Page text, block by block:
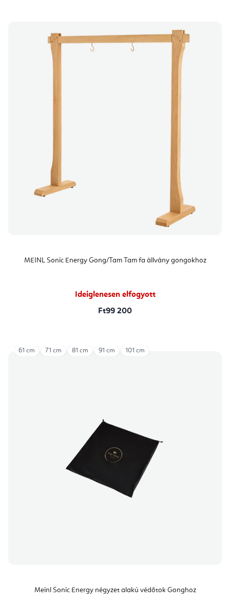
MEINL Sonic Energy Gong/Tam Tam fa állvány gongokhoz
Ideiglenesen elfogyott
Ft99 200
Meinl Sonic Energy négyzet alakú védőtok Gonghoz
61 cm 71 cm 81 cm 91 cm 101 cm